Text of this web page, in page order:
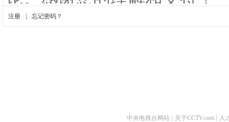
中央电视台网站 关于CCTV.com 人